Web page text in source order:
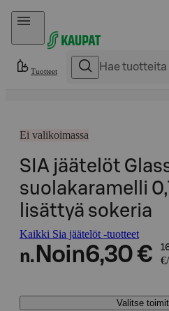
Hyppää sisältöön
Tuotteet
Ei valikoimassa
SIA jäätelöt
suolakaramelli
lisättyä sokeria
Kaikki Sia jäätelöt -tuotteet
n. Noin6,30 €
Valitse